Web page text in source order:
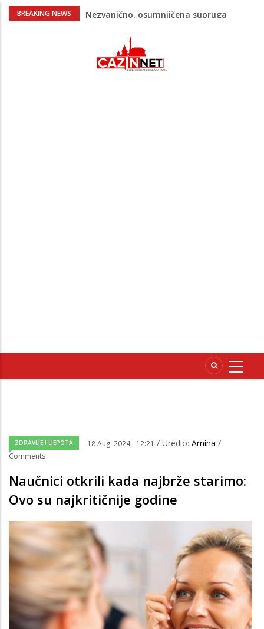
BREAKING NEWS
Na Ahiret preselila Bešić (rođ. Blažević)
Na Ahiret preselio ŠUPUK (Refik) ŠEFIK
Evo koje države su zasad za, a koje
protiv Infantina na izborima: Srbija i
ZDRAVLJE I LJEPOTA 18 Aug, 2024 - 12:21 / Uredio: Amina /
Comments
Naučnici otkrili kada najbrže starimo:
Ovo su najkritičnije godine